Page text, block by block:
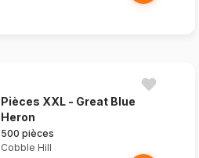
Pièces XXL - Great Blue
Heron
500 pièces
Cobble Hill